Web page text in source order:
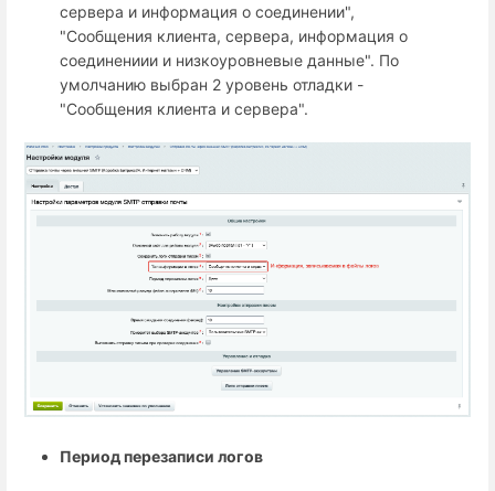
сервера и информация о соединении",
"Сообщения клиента, сервера, информация о
соединениии и низкоуровневые данные". По
умолчанию выбран 2 уровень отладки -
"Сообщения клиента и сервера".
Период перезаписи логов